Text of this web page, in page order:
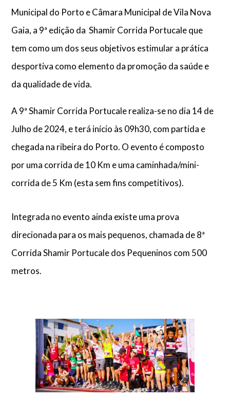
Municipal do Porto e Câmara Municipal de Vila Nova
Gaia, a 9ª edição da Shamir Corrida Portucale que
tem como um dos seus objetivos estimular a prática
desportiva como elemento da promoção da saúde e
da qualidade de vida.
A 9ª Shamir Corrida Portucale realiza-se no dia 14 de
Julho de 2024, e terá início às 09h30, com partida e
chegada na ribeira do Porto. O evento é composto
por uma corrida de 10 Km e uma caminhada/mini-
corrida de 5 Km (esta sem fins competitivos).
Integrada no evento ainda existe uma prova
direcionada para os mais pequenos, chamada de 8ª
Corrida Shamir Portucale dos Pequeninos com 500
metros.